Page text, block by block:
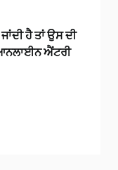
ਹੈ ਤਾਂ ਉਸ ਦੀ
ਆਨਲਾਈਨ ਐਂਟਰੀ